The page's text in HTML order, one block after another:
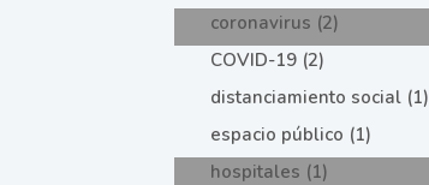
coronavirus (2)
COVID-19 (2)
distanciamiento social (1)
espacio público (1)
hospitales (1)